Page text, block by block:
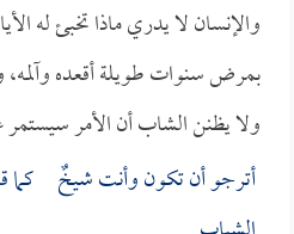
والإنسان لا يدري ماذا تخبئ له
بمرض سنوات طويلة أقعده
ولا يظنن الشاب أن الأمر سيستمر
أترجو أن تكون وأنت شيخٌ كما